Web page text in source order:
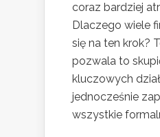
coraz bardziej
Dlaczego wiele
się na ten krok?
pozwala to
kluczowych
jednocześnie
wszystkie